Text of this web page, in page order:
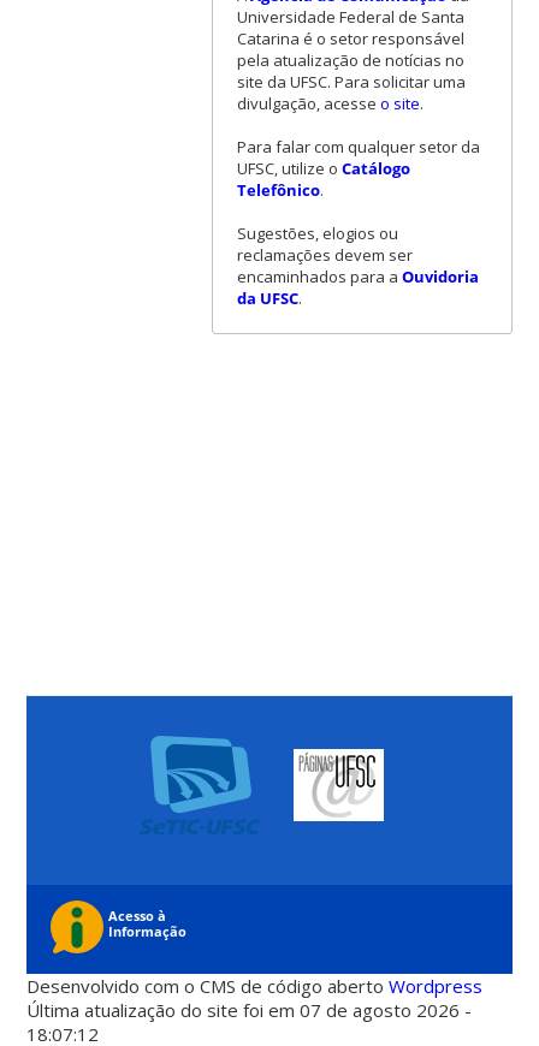
Universidade Federal de Santa
Catarina é o setor responsável
pela atualização de notícias no
site da UFSC. Para solicitar uma
divulgação, acesse o site.
Para falar com qualquer setor da
UFSC, utilize o Catálogo
Telefônico.
Sugestões, elogios ou
reclamações devem ser
encaminhados para a Ouvidoria
da UFSC.
Desenvolvido com o CMS de código abertoWordpress
Última atualização do site foi em 07 de agosto 2026 -
18:07:12